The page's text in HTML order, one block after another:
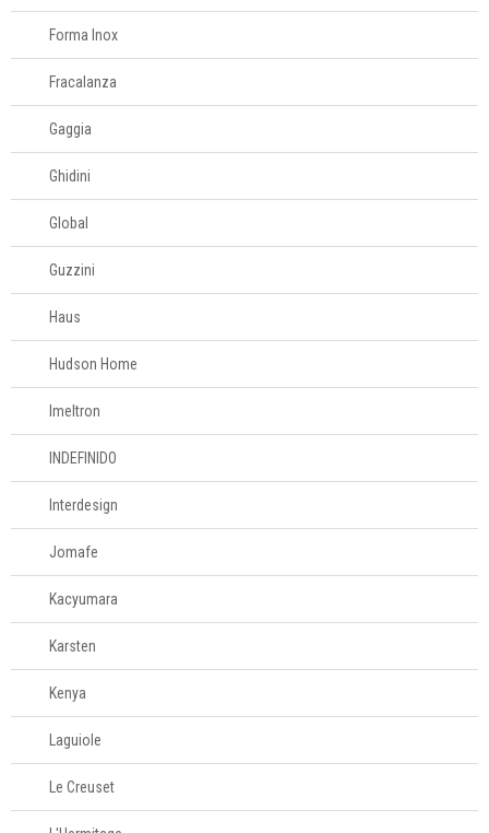
Forma Inox
Fracalanza
Gaggia
Ghidini
Global
Guzzini
Haus
Hudson Home
Imeltron
INDEFINIDO
Interdesign
Jomafe
Kacyumara
Karsten
Kenya
Laguiole
Le Creuset